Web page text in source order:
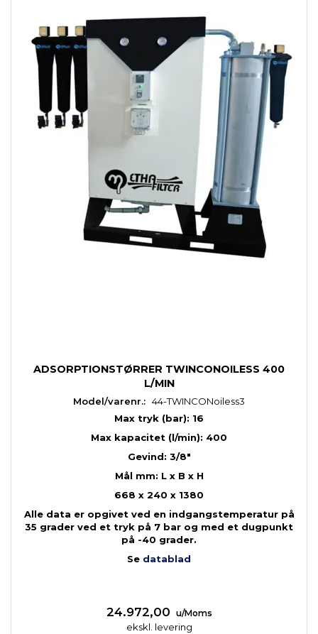
ADSORPTIONSTØRRER TWINCONOILESS 400
L/MIN
Model/varenr.: 44-TWINCONoiless3
Max tryk (bar): 16
Max kapacitet (l/min): 400
Gevind: 3/8"
Mål mm: L x B x H
668 x 240 x 1380
Alle data er opgivet ved en indgangstemperatur på
35 grader ved et tryk på 7 bar og med et dugpunkt
på -40 grader.
Se datablad
24.972,00 u/Moms
ekskl. levering